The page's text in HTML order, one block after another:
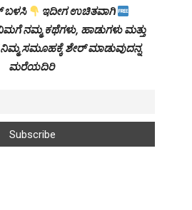
ಬಳಸಿ
ಇದೀಗ ಉಚಿತವಾಗಿ
ನಮ್ಮ ಕಥೆಗಳು, ಹಾಡುಗಳು ಮತ್ತು
ಸಮೂಹಕ್ಕೆ ಶೇರ್ ಮಾಡುವುದನ್ನ
ಮರೆಯದಿರಿ